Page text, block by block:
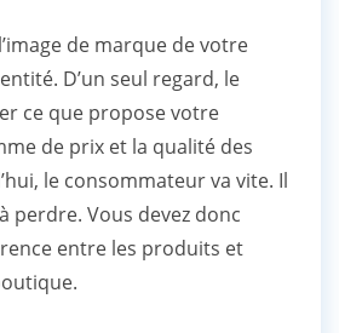
de marque de votre
D’un seul regard, le
ce que propose votre
de prix et la qualité des
le consommateur va vite. Il
perdre. Vous devez donc
entre les produits et